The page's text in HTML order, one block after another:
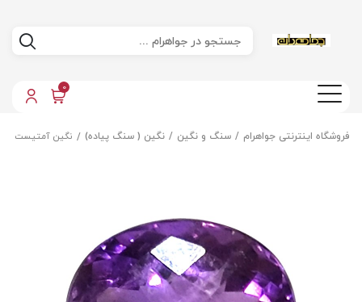
0
فروشگاه اینترنتی جواهرام سنگ و نگین نگین ( سنگ پیاده) نگین آمتیست